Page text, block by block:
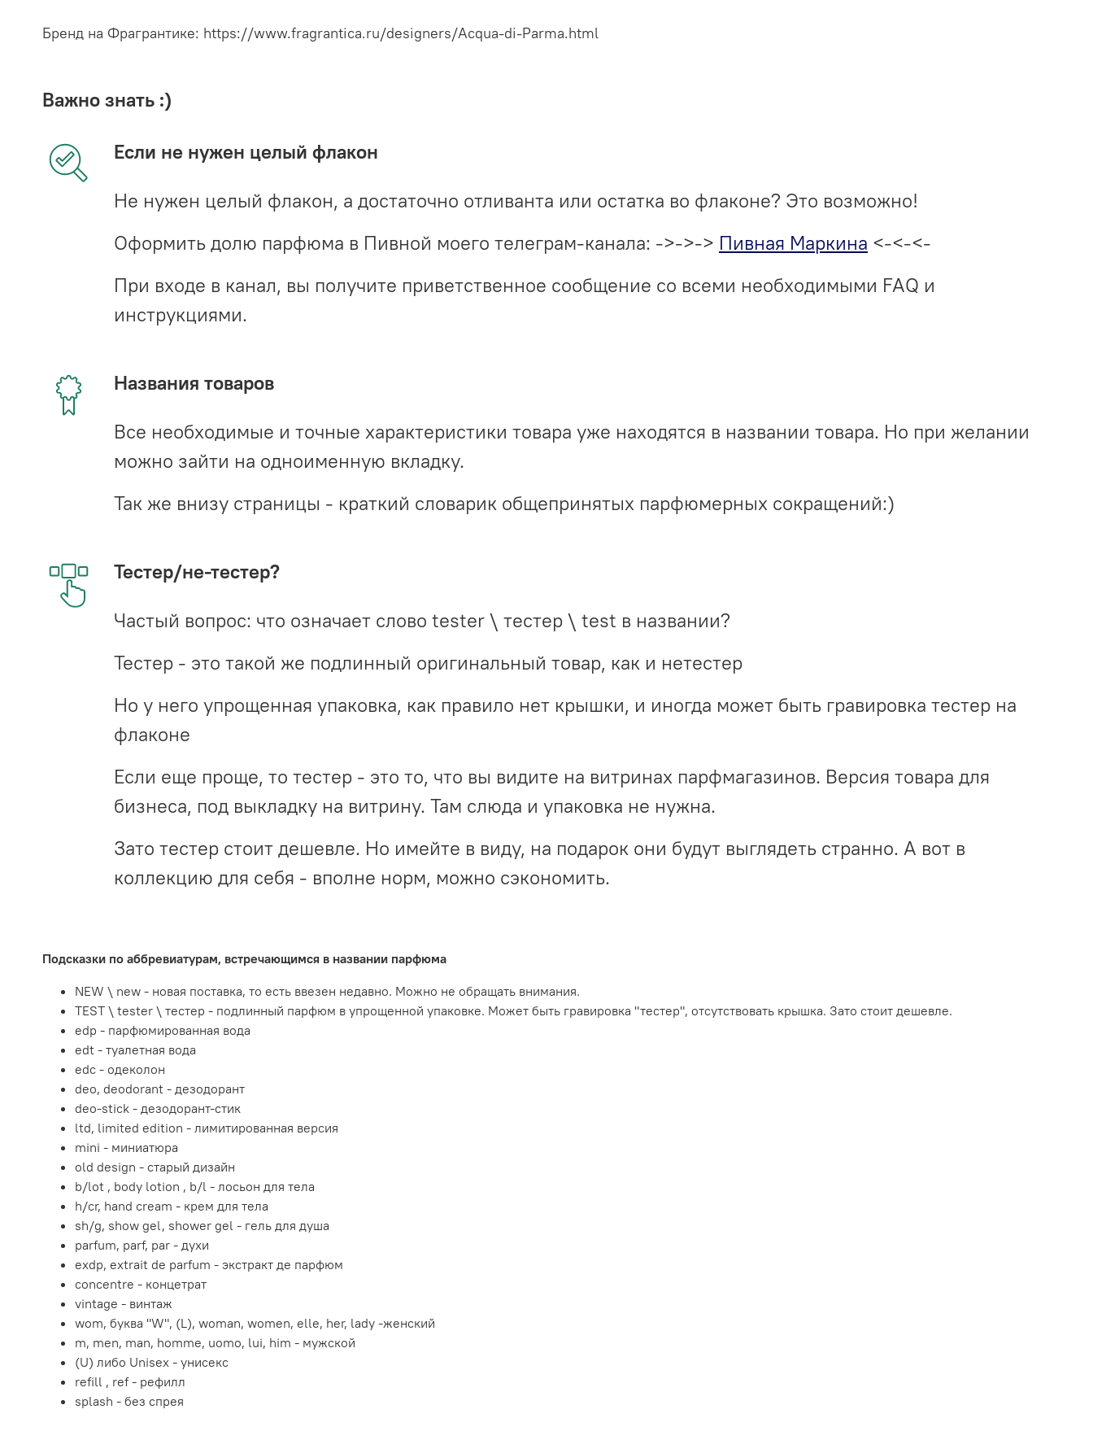
Бренд на Фрагрантике: https://www.fragrantica.ru/designers/Acqua-di-Parma.html
Важно знать :)
Если не нужен целый флакон
Не нужен целый флакон, а достаточно отливанта или остатка во флаконе? Это возможно!
Оформить долю парфюма в Пивной моего телеграм-канала: ->->-> Пивная Маркина <-<-<-
При входе в канал, вы получите приветственное сообщение со всеми необходимыми FAQ и
инструкциями.
Названия товаров
Все необходимые и точные характеристики товара уже находятся в названии товара. Но при желании
можно зайти на одноименную вкладку.
Так же внизу страницы - краткий словарик общепринятых парфюмерных сокращений:)
Тестер/не-тестер?
Частый вопрос: что означает слово tester \ тестер \ test в названии?
Тестер - это такой же подлинный оригинальный товар, как и нетестер
Но у него упрощенная упаковка, как правило нет крышки, и иногда может быть гравировка тестер на
флаконе
Если еще проще, то тестер - это то, что вы видите на витринах парфмагазинов. Версия товара для
бизнеса, под выкладку на витрину. Там слюда и упаковка не нужна.
Зато тестер стоит дешевле. Но имейте в виду, на подарок они будут выглядеть странно. А вот в
коллекцию для себя - вполне норм, можно сэкономить.
Подсказки по аббревиатурам, встречающимся в названии парфюма
NEW \ new - новая поставка, то есть ввезен недавно. Можно не обращать внимания.
TEST \ tester \ тестер - подлинный парфюм в упрощенной упаковке. Может быть гравировка "тестер", отсутствовать крышка. Зато стоит дешевле.
edp - парфюмированная вода
edt - туалетная вода
edc - одеколон
deo, deodorant - дезодорант
deo-stick - дезодорант-стик
ltd, limited edition - лимитированная версия
mini - миниатюра
old design - старый дизайн
b/lot , body lotion , b/l - лосьон для тела
h/cr, hand cream - крем для тела
sh/g, show gel, shower gel - гель для душа
parfum, parf, par - духи
exdp, extrait de parfum - экстракт де парфюм
concentre - концетрат
vintage - винтаж
wom, буква "W", (L), woman, women, elle, her, lady -женский
m, men, man, homme, uomo, lui, him - мужской
(U) либо Unisex - унисекс
refill , ref - рефилл
splash - без спрея